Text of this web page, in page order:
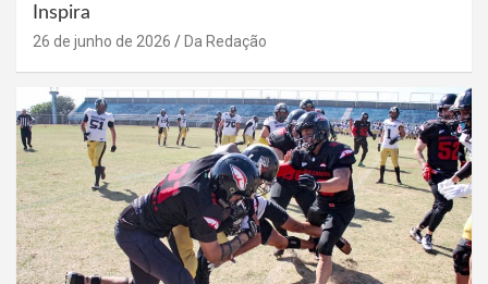
Inspira
26 de junho de 2026 Da Redação